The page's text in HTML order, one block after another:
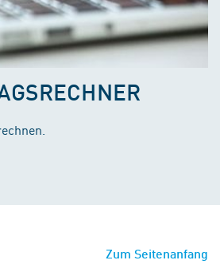
Zum Seitenanfang